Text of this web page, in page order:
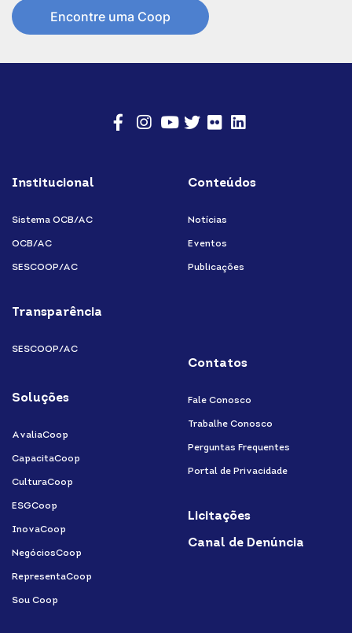
Encontre uma Coop
Institucional
Sistema OCB/AC
OCB/AC
SESCOOP/AC
Transparência
SESCOOP/AC
Soluções
AvaliaCoop
CapacitaCoop
CulturaCoop
ESGCoop
InovaCoop
NegóciosCoop
RepresentaCoop
Sou Coop
Conteúdos
Notícias
Eventos
Publicações
Contatos
Fale Conosco
Trabalhe Conosco
Perguntas Frequentes
Portal de Privacidade
Licitações
Canal de Denúncia